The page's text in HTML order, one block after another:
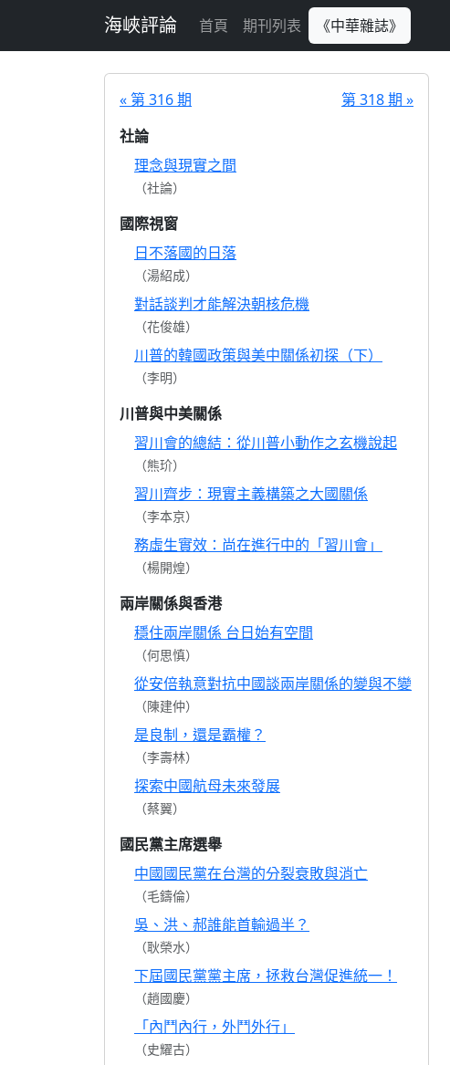
海峽評論 首頁 期刊列表 《中華雜誌》
« 第 316 期
第 318 期 »
社論
理念與現實之間
（社論）
國際視窗
日不落國的日落
（湯紹成）
對話談判才能解決朝核危機
（花俊雄）
川普的韓國政策與美中關係初探（下）
（李明）
川普與中美關係
習川會的總結：從川普小動作之玄機說起
（熊玠）
習川齊步：現實主義構築之大國關係
（李本京）
務虛生實效：尚在進行中的「習川會」
（楊開煌）
兩岸關係與香港
穩住兩岸關係 台日始有空間
（何思慎）
從安倍執意對抗中國談兩岸關係的變與不變
（陳建仲）
是良制，還是霸權？
（李壽林）
探索中國航母未來發展
（蔡翼）
國民黨主席選舉
中國國民黨在台灣的分裂衰敗與消亡
（毛鑄倫）
吳、洪、郝誰能首輸過半？
（耿榮水）
下屆國民黨黨主席，拯救台灣促進統一！
（趙國慶）
「內鬥內行，外鬥外行」
（史耀古）